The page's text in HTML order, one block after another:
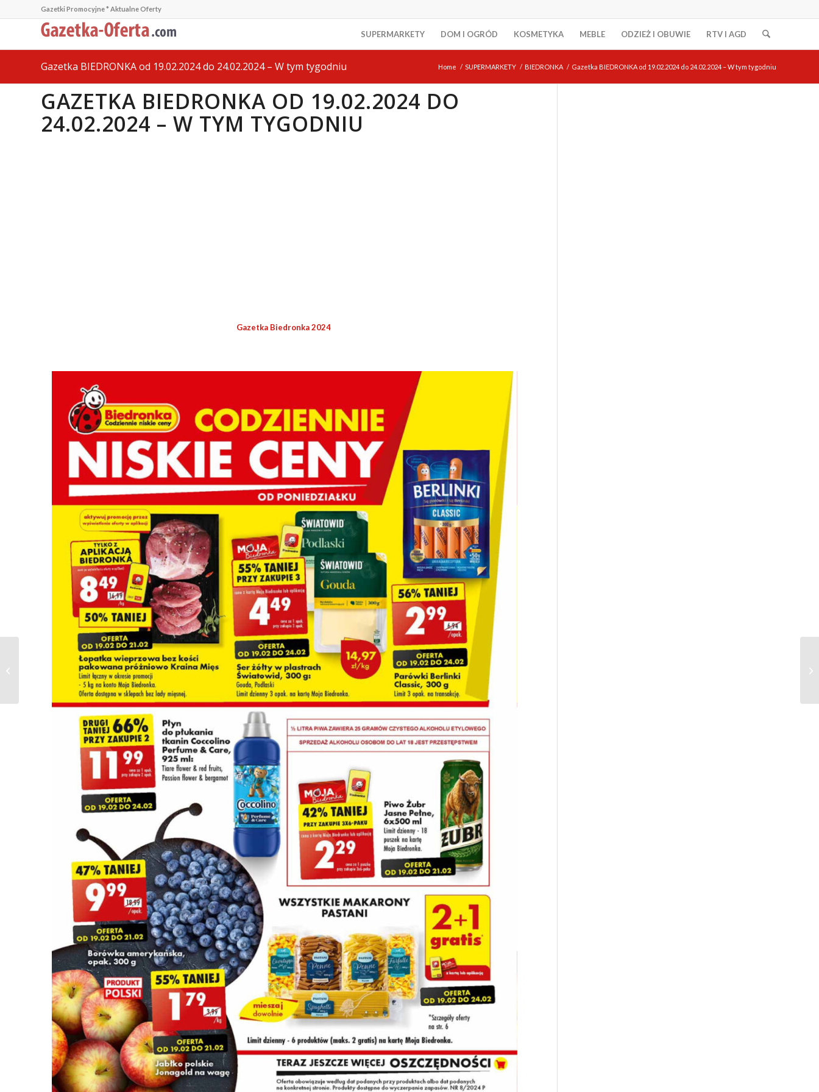
Gazetki Promocyjne * Aktualne Oferty
SUPERMARKETY DOM I OGRÓD KOSMETYKA MEBLE ODZIEŻ I OBUWIE RTV I AGD
Gazetka BIEDRONKA od 19.02.2024 do 24.02.2024 – W tym tygodniu Home / SUPERMARKETY / BIEDRONKA / Gazetka BIEDRONKA od 19.02.2024 do 24.02.2024 – W tym tygodniu
GAZETKA BIEDRONKA OD 19.02.2024 DO
24.02.2024 – W TYM TYGODNIU
Gazetka Biedronka 2024
Gazetka BIEDRONKA
od 22.02.2024 do